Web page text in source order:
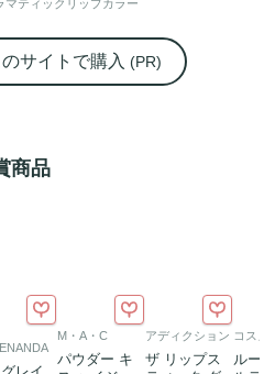
マティックリップカラー
サイトで購入 (PR)
商品
M・A・C
パウダー キ
アディクション
ザ リップス
コス
ル